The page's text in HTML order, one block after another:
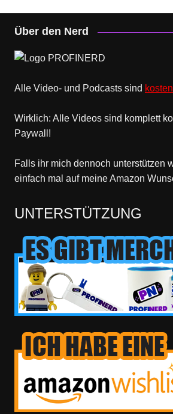
Über den Nerd
Alle Video- und Podcasts sind
Wirklich: Alle Videos sind komplett
Paywall!
Falls ihr mich dennoch unterstützen
einfach mal auf meine Amazon
UNTERSTÜTZUNG